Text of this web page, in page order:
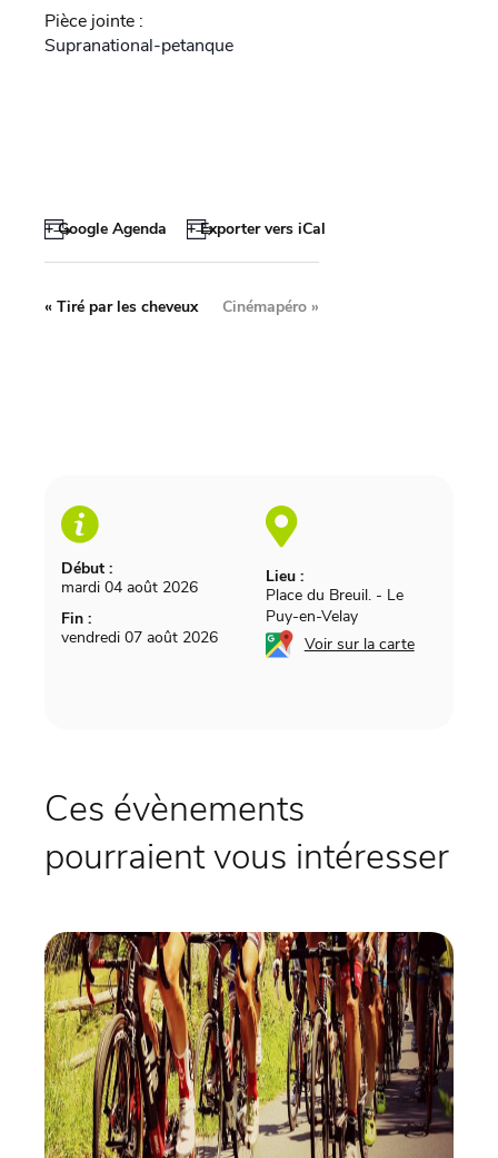
Pièce jointe :
Supranational-petanque
+ Google Agenda + Exporter vers iCal
Début :
mardi 04 août 2026
Fin :
vendredi 07 août 2026
Lieu :
Place du Breuil. - Le
Puy-en-Velay
Voir sur la carte
« Tiré par les cheveux Cinémapéro »
Ces évènements
pourraient vous intéresser